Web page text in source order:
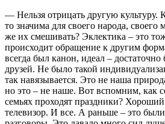
— Нельзя отрицать другую культуру.
то значима для своего народа, своего
же их смешивать? Эклектика – это
происходит обращение к другим
всегда был канон, идеал –
друзей. Не было такой
так навязывается. Это не наша
но это – не наше. Вот вспомним, как
семьях проходят праздники?
телевизор. И все. А раньше – это